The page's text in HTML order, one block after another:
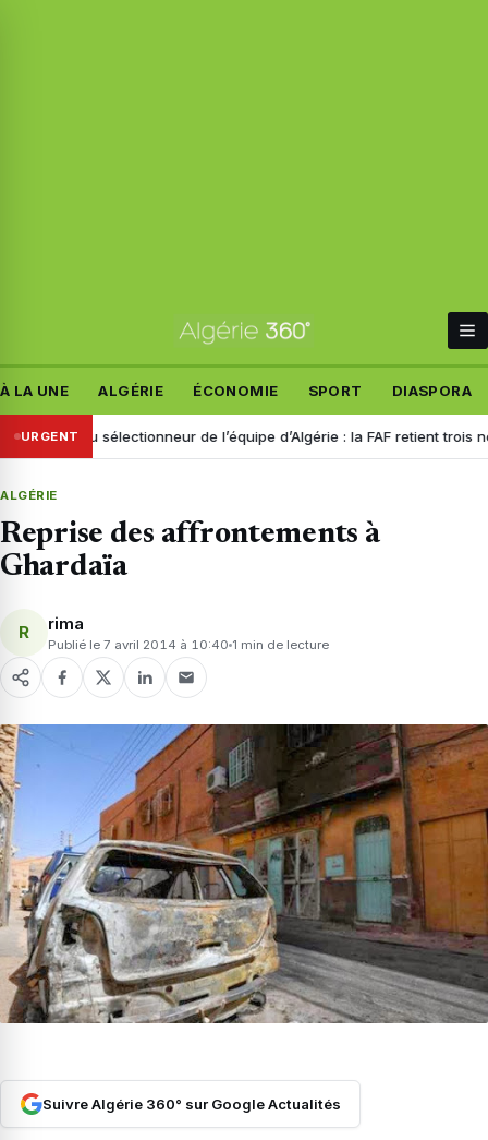
À LA UNE ALGÉRIE ÉCONOMIE SPORT DIASPORA
URGENT
Nouveau sélectionneur de l’équipe d’Algérie : la FAF retient trois noms
ALGÉRIE
Reprise des affrontements à
Ghardaïa
R rima
Publié le 7 avril 2014 à 10:40 1 min de lecture
Suivre Algérie 360° sur Google Actualités